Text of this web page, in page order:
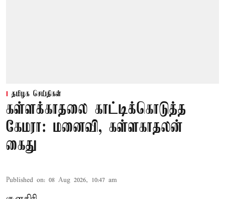
தமிழக செய்திகள்
கள்ளக்காதலை காட்டிக்கொடுத்த
கேமரா: மனைவி, கள்ளகாதலன்
கைது
Published on: 08 Aug 2026, 10:47 am